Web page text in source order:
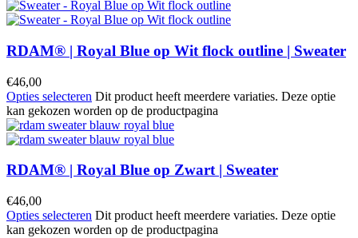
RDAM® | Royal Blue op Wit flock outline | Sweater
€46,00
Opties selecteren Dit product heeft meerdere variaties. Deze optie
kan gekozen worden op de productpagina
RDAM® | Royal Blue op Zwart | Sweater
€46,00
Opties selecteren Dit product heeft meerdere variaties. Deze optie
kan gekozen worden op de productpagina